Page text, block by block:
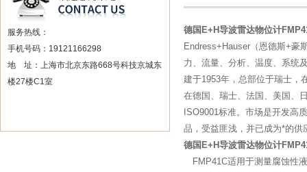
服务热线：
手机号码：19121166298
地 址：上海市北京东路668号科技京城东
楼27楼C1室
德国E+H导波雷达物位计
Endress+Hauser（恩德斯+豪
力、流量、分析、温度、系统
建于1953年，总部位于瑞士，
在德国、瑞士、法国、美国、
ISO9001标准。市场是开发高
品，受益匪浅，并已成为*的供
德国E+H导波雷达物位计
FMP41C适用于测量腐蚀性